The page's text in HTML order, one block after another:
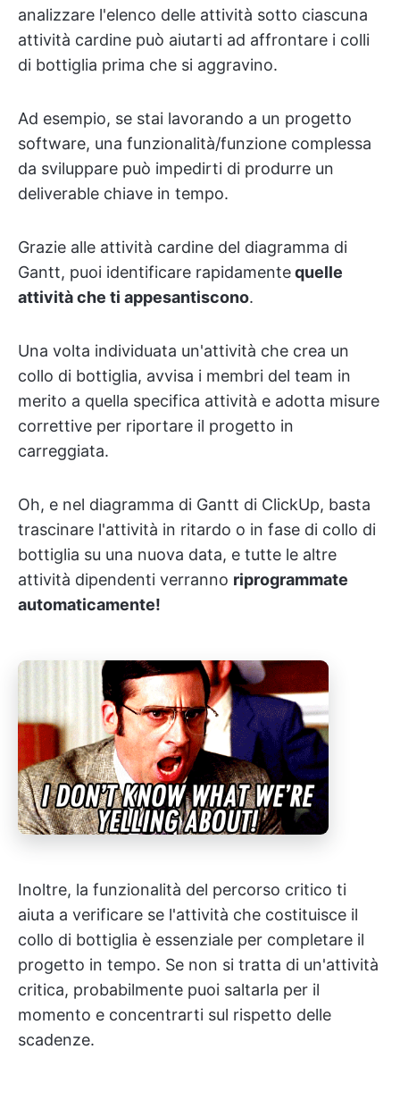
analizzare l'elenco delle attività sotto ciascuna
attività cardine può aiutarti ad affrontare i colli
di bottiglia prima che si aggravino.
Ad esempio, se stai lavorando a un progetto
software, una funzionalità/funzione complessa
da sviluppare può impedirti di produrre un
deliverable chiave in tempo.
Grazie alle attività cardine del diagramma di
Gantt, puoi identificare rapidamentequelle
attività che ti appesantiscono.
Una volta individuata un'attività che crea un
collo di bottiglia, avvisa i membri del team in
merito a quella specifica attività e adotta misure
correttive per riportare il progetto in
carreggiata.
Oh, e nel diagramma di Gantt di ClickUp, basta
trascinare l'attività in ritardo o in fase di collo di
bottiglia su una nuova data, e tutte le altre
attività dipendenti verranno riprogrammate
automaticamente!
Inoltre, la funzionalità del percorso critico ti
aiuta a verificare se l'attività che costituisce il
collo di bottiglia è essenziale per completare il
progetto in tempo. Se non si tratta di un'attività
critica, probabilmente puoi saltarla per il
momento e concentrarti sul rispetto delle
scadenze.